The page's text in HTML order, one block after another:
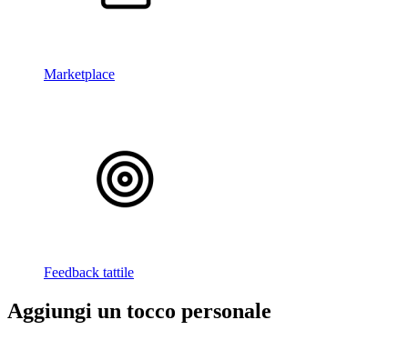
Marketplace
Feedback tattile
Aggiungi un tocco personale